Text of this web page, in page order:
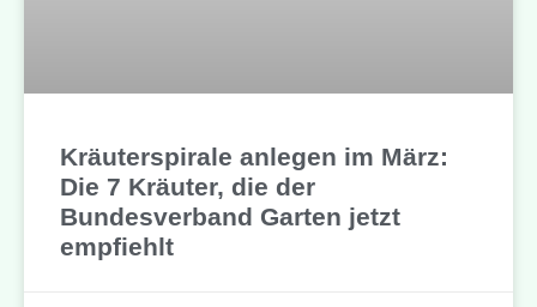
Kräuterspirale anlegen im März:
Die 7 Kräuter, die der
Bundesverband Garten jetzt
empfiehlt